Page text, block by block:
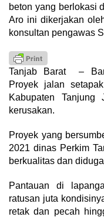
beton yang berlokasi
Aro ini dikerjakan
konsultan pengawas
Tanjab Barat –
Proyek jalan
Kabupaten
kerusakan.
Proyek yang
2021 dinas Perkim
berkualitas dan
Pantauan di
ratusan juta
retak dan pecah